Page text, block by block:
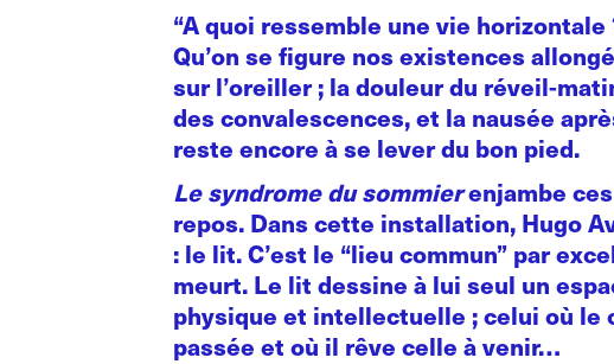
“A quoi ressemble une vie
Qu’on se figure nos existences
sur l’oreiller ; la douleur du réveil-
des convalescences, et la nausée
reste encore à se lever du bon pied.
Le syndrome du sommierenjambe
repos. Dans cette installation, Hugo
: le lit. C’est le “lieu commun” par
meurt. Le lit dessine à lui seul un
physique et intellectuelle ; celui où le
passée et où il rêve celle à venir…